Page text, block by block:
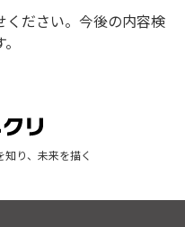
ください。今後の内容検
り、未来を描く